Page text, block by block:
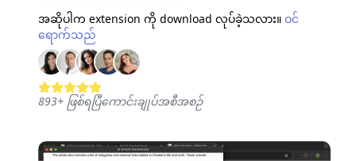
အဆိုပါက extension ကို download လုပ်ခဲ့သလား။ ဝင်
ရောက်သည်
893+ ဖြစ်ရပြီကောင်းချုပ်အစီအစဉ်